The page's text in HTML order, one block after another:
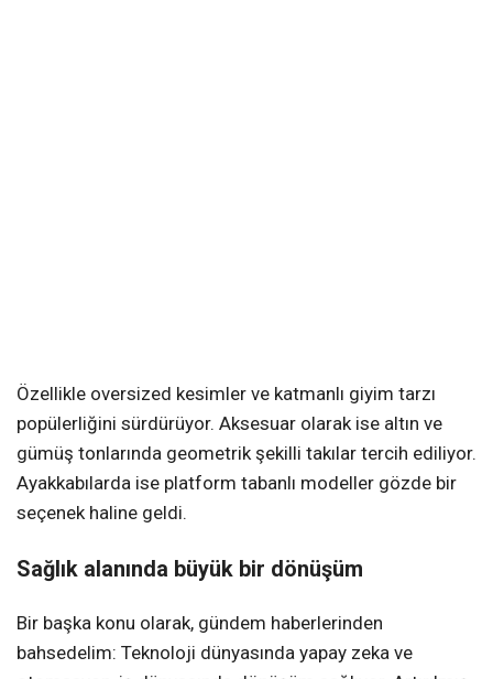
Özellikle oversized kesimler ve katmanlı giyim tarzı
popülerliğini sürdürüyor. Aksesuar olarak ise altın ve
gümüş tonlarında geometrik şekilli takılar tercih ediliyor.
Ayakkabılarda ise platform tabanlı modeller gözde bir
seçenek haline geldi.
Sağlık alanında büyük bir dönüşüm
Bir başka konu olarak, gündem haberlerinden
bahsedelim: Teknoloji dünyasında yapay zeka ve